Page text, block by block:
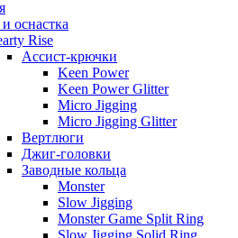
оснастка
Rise
Ассист-крючки
Keen Power
Keen Power Glitter
Micro Jigging
Micro Jigging Glitter
Вертлюги
Джиг-головки
Заводные кольца
Monster
Slow Jigging
Monster Game Split Ring
Slow Jigging Solid Ring